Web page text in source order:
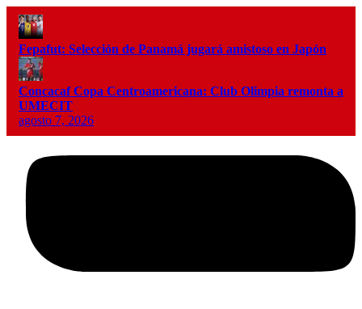
Fepafut: Selección de Panamá jugará amistoso en Japón
Concacaf Copa Centroamericana: Club Olimpia remonta a
UMECIT
agosto 7, 2026